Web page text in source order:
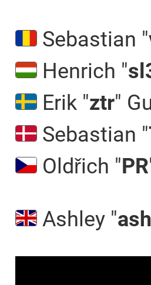
Sebastian "
Henrich "
Erik "⁠ztr⁠"
Sebastian "⁠
Oldřich "⁠PR⁠
Ashley "